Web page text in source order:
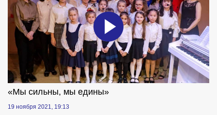
«Мы сильны, мы едины»
19 ноября 2021, 19:13